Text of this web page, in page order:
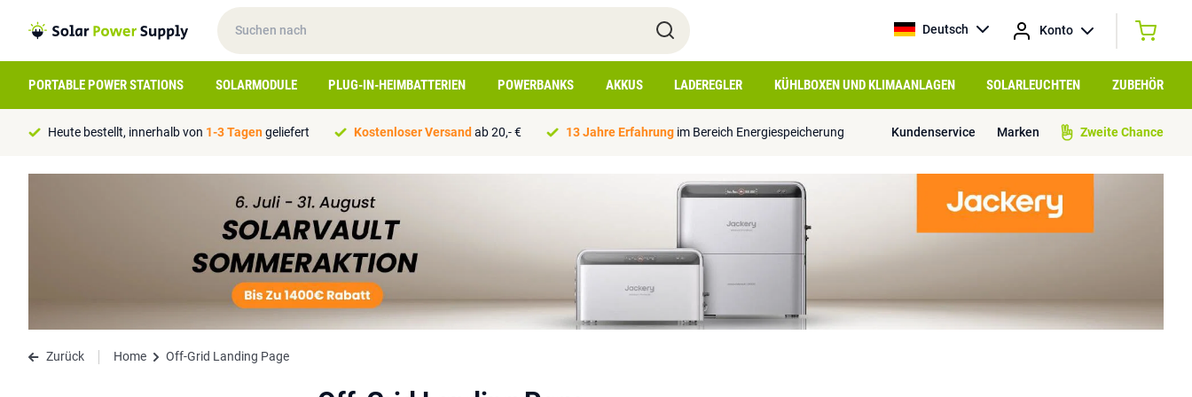
Deutsch Konto
PORTABLE POWER STATIONS SOLARMODULE PLUG-IN-HEIMBATTERIEN POWERBANKS AKKUS LADEREGLER KÜHLBOXEN UND KLIMAANLAGEN SOLARLEUCHTEN ZUBEHÖR
Heute bestellt, innerhalb von 1-3 Tagengeliefert Kostenloser Versand ab 20,- € 13 Jahre Erfahrung im Bereich Energiespeicherung Kundenservice Marken Zweite Chance
Zurück Home Off-Grid Landing Page